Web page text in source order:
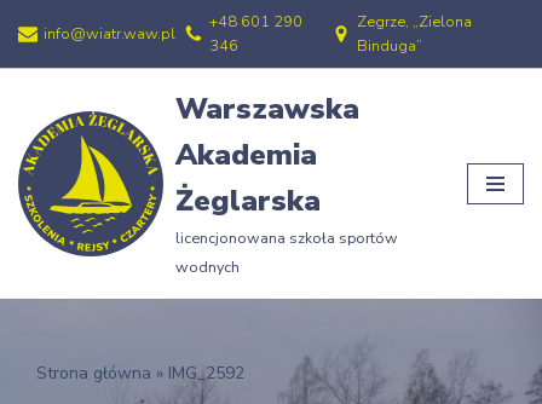
Przejdź
treści
info@wiatr.waw.pl
+48 601 290
346
Zegrze, „Zielona
Binduga”
Warszawska
Akademia
Żeglarska
licencjonowana szkoła sportów
wodnych
Strona główna » IMG_2592